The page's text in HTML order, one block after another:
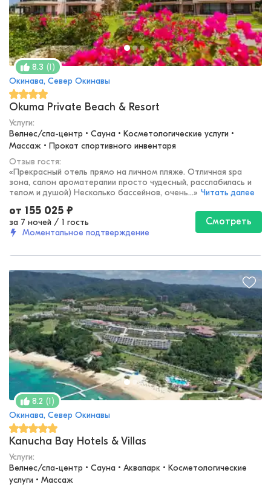
8.3 (1)
Окинава, Север Окинавы
Okuma Private Beach & Resort
Услуги:
Велнес/спа-центр • Сауна • Косметологические услуги •
Массаж • Прокат спортивного инвентаря
Отзыв гостя:
«Прекрасный отель прямо на личном пляже. Отличная spa
зона, салон ароматерапии просто чудесный, расслабилась и
телом и душой) Несколько бассейнов, очень...» Читать далее
от 155 025 ₽
за 7 ночей / 1 гость
Моментальное подтверждение
Смотреть
8.2 (1)
Окинава, Север Окинавы
Kanucha Bay Hotels & Villas
Услуги:
Велнес/спа-центр • Сауна • Аквапарк • Косметологические
услуги • Массаж